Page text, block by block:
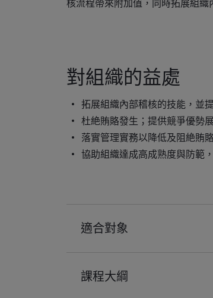
核流程帶來附加值，同時拓展組
對組織的益處
拓展組織內部稽核的技能，並
杜絶賄賂發生；提供競爭優勢
落實管理實務以降低及阻絶賄
協助組織達成高成熟度與防範
適合對象
課程大綱